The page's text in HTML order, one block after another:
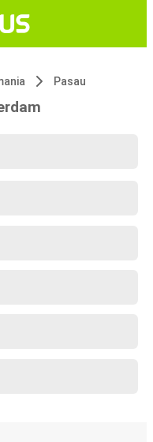
Pasau